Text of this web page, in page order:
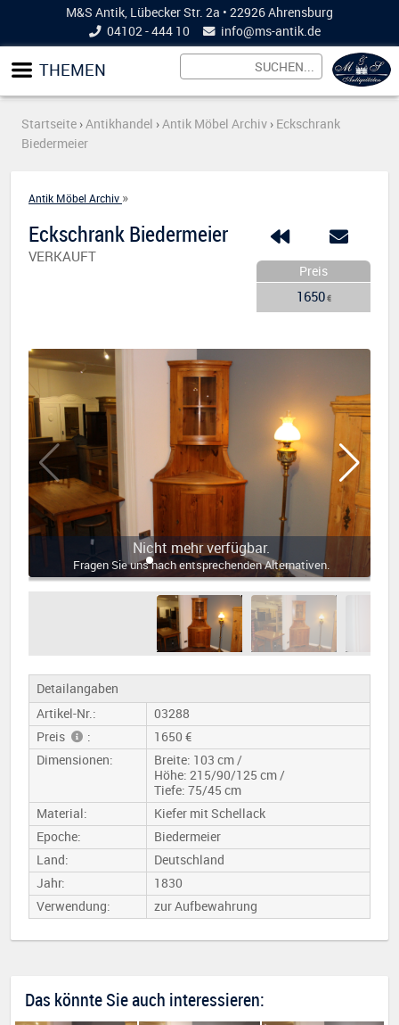
M&S Antik, Lübecker Str. 2a • 22926 Ahrensburg
04102 - 444 10
info@ms-antik.de
THEMEN
Startseite ›Antikhandel ›Antik Möbel Archiv › Eckschrank
Biedermeier
Antik Möbel Archiv »
Preis
1650€
Eckschrank Biedermeier
VERKAUFT
Nicht mehr verfügbar.
Fragen Sie uns nach entsprechenden Alternativen.
Detailangaben
Artikel-Nr.:
03288
Preis
:
1650 €
Dimensionen:
Breite: 103 cm /
Höhe: 215/90/125 cm /
Tiefe: 75/45 cm
Material:
Kiefer mit Schellack
Epoche:
Biedermeier
Land:
Deutschland
Jahr:
1830
Verwendung:
zur Aufbewahrung
Das könnte Sie auch interessieren: